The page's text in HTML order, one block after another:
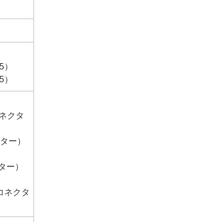
）
）
クタ
ー）
ー）
ネクタ